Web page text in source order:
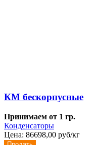
КМ бескорпусные
Принимаем от 1 гр.
Конденсаторы
Цена: 86698,00 руб/кг